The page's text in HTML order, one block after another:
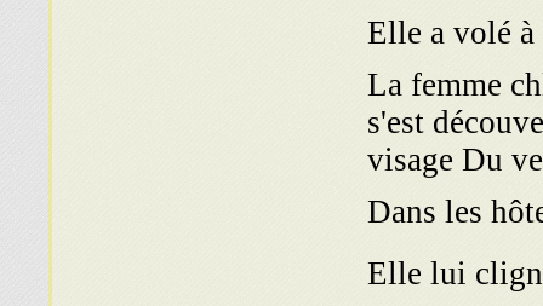
Elle a volé à
La femme
s'est
visage Du
Dans les